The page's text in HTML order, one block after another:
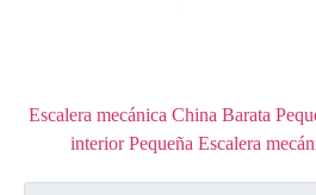
Escalera mecánica China Barata
interior Pequeña Escalera